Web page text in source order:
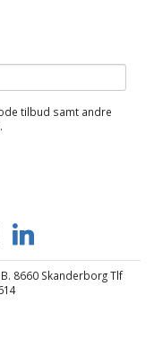
tilbud samt andre
8660 Skanderborg Tlf